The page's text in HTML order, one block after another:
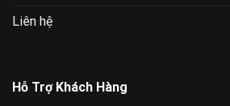
Liên hệ
Hỗ Trợ Khách Hàng